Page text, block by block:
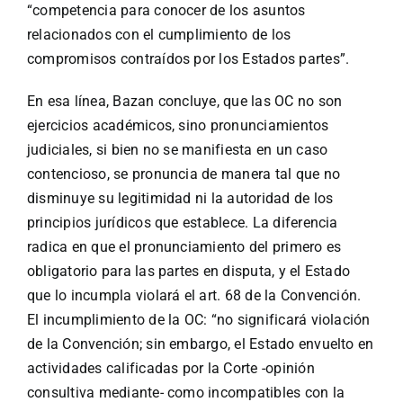
“competencia para conocer de los asuntos
relacionados con el cumplimiento de los
compromisos contraídos por los Estados partes”.
En esa línea, Bazan concluye, que las OC no son
ejercicios académicos, sino pronunciamientos
judiciales, si bien no se manifiesta en un caso
contencioso, se pronuncia de manera tal que no
disminuye su legitimidad ni la autoridad de los
principios jurídicos que establece. La diferencia
radica en que el pronunciamiento del primero es
obligatorio para las partes en disputa, y el Estado
que lo incumpla violará el art. 68 de la Convención.
El incumplimiento de la OC: “no significará violación
de la Convención; sin embargo, el Estado envuelto en
actividades calificadas por la Corte -opinión
consultiva mediante- como incompatibles con la